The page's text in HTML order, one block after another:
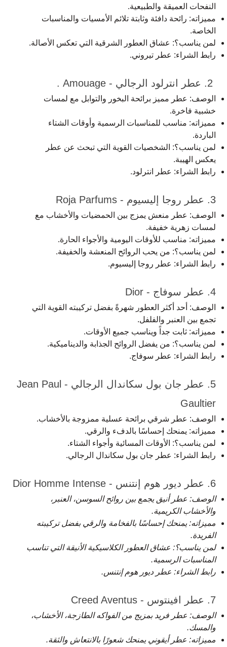
النفحات العميقة والطبيعية.
مميزاته: رائحة دافئة وثابتة تلائم الأمسيات والمناسبات
الخاصة.
لمن يناسب؟: عشاق العطور الشرقية التي تعكس الأصالة.
رابط الشراء: عطر تيروني.
الوصف: عطر مميز برائحة البخور والتوابل مع لمسات
خشبية فاخرة.
مميزاته: مناسب للمناسبات الرسمية وأوقات الشتاء
الباردة.
لمن يناسب؟: الشخصيات القوية التي تبحث عن عطر
يعكس الهيبة.
رابط الشراء: عطر انترلود.
3. عطر روجا إليسيوم - Roja Parfums
الوصف: عطر منعش يمزج بين الحمضيات والأخشاب مع
لمسات زهرية خفيفة.
مميزاته: مناسب للأوقات اليومية والأجواء الحارة.
لمن يناسب؟: من يحب الروائح المنعشة والخفيفة.
رابط الشراء: عطر روجا إليسيوم.
4. عطر سوفاج - Dior
الوصف: أحد أكثر العطور شهرةً بفضل تركيبته القوية التي
تجمع بين العنبر والفلفل.
مميزاته: ثابت جداً ويناسب جميع الأوقات.
لمن يناسب؟: من يفضل الروائح الجذابة والديناميكية.
رابط الشراء: عطر سوفاج.
5. عطر جان بول سكاندال الرجالي - Jean Paul
Gaultier
الوصف: عطر شرقي برائحة عسلية ممزوجة بالأخشاب.
مميزاته: يمنحك إحساسًا بالدفء والرقي.
لمن يناسب؟: الأوقات المسائية وأجواء الشتاء.
رابط الشراء: عطر جان بول سكاندال الرجالي.
6. عطر ديور هوم إنتنس - Dior Homme Intense
الوصف: عطر أنيق يجمع بين روائح السوسن، العنبر،
والأخشاب الكريمية.
مميزاته: يمنحك إحساسًا بالفخامة والرقي بفضل تركيبته
الفريدة.
لمن يناسب؟: عشاق العطور الكلاسيكية الأنيقة التي تناسب
المناسبات الرسمية.
رابط الشراء: عطر ديور هوم إنتنس.
7. عطر افينتوس - Creed Aventus
الوصف: عطر فريد بمزيج من الفواكه الطازجة، الأخشاب،
والمسك.
مميزاته: عطر أيقوني يمنحك شعورًا بالانتعاش والثقة.